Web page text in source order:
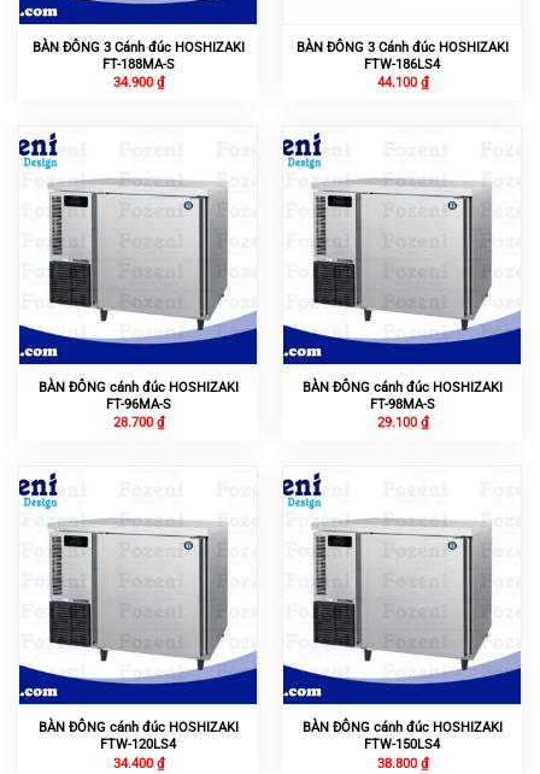
BÀN ĐÔNG 3 Cánh đúc HOSHIZAKI
FT-188MA-S
34.900 ₫
BÀN ĐÔNG 3 Cánh đúc HOSHIZAKI
FTW-186LS4
44.100 ₫
BÀN ĐÔNG cánh đúc HOSHIZAKI
FT-96MA-S
28.700 ₫
BÀN ĐÔNG cánh đúc HOSHIZAKI
FT-98MA-S
29.100 ₫
BÀN ĐÔNG cánh đúc HOSHIZAKI
FTW-120LS4
34.400 ₫
BÀN ĐÔNG cánh đúc HOSHIZAKI
FTW-150LS4
38.800 ₫